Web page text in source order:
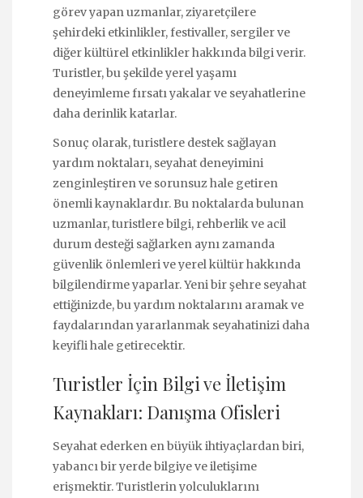
görev yapan uzmanlar, ziyaretçilere
şehirdeki etkinlikler, festivaller, sergiler ve
diğer kültürel etkinlikler hakkında bilgi verir.
Turistler, bu şekilde yerel yaşamı
deneyimleme fırsatı yakalar ve seyahatlerine
daha derinlik katarlar.
Sonuç olarak, turistlere destek sağlayan
yardım noktaları, seyahat deneyimini
zenginleştiren ve sorunsuz hale getiren
önemli kaynaklardır. Bu noktalarda bulunan
uzmanlar, turistlere bilgi, rehberlik ve acil
durum desteği sağlarken aynı zamanda
güvenlik önlemleri ve yerel kültür hakkında
bilgilendirme yaparlar. Yeni bir şehre seyahat
ettiğinizde, bu yardım noktalarını aramak ve
faydalarından yararlanmak seyahatinizi daha
keyifli hale getirecektir.
Turistler İçin Bilgi ve İletişim
Kaynakları: Danışma Ofisleri
Seyahat ederken en büyük ihtiyaçlardan biri,
yabancı bir yerde bilgiye ve iletişime
erişmektir. Turistlerin yolculuklarını